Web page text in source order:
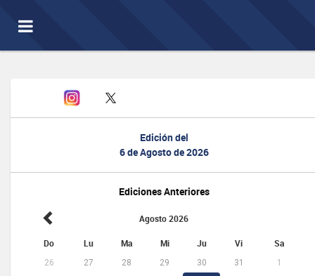
Toggle
navigation
Edición del
6 de Agosto de 2026
Ediciones Anteriores
Agosto 2026
Do Lu Ma Mi Ju Vi Sa
26 27 28 29 30 31
1